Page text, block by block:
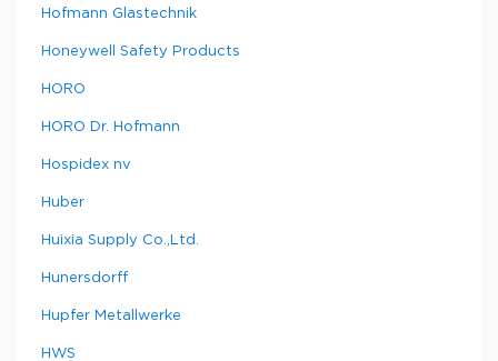
Hofmann Glastechnik
Honeywell Safety Products
HORO
HORO Dr. Hofmann
Hospidex nv
Huber
Huixia Supply Co.,Ltd.
Hunersdorff
Hupfer Metallwerke
HWS